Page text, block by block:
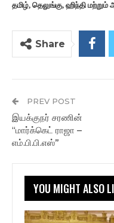
தமிழ், தெலுங்கு, ஹிந்தி
Share
PREV POST
இயக்குநர் சரணின்
“மார்க்கெட் ராஜா –
எம்.பி.பி.எஸ்”
YOU MIGHT ALSO